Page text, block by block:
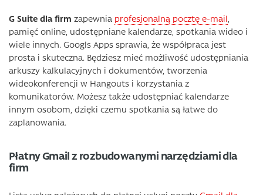
G Suite dla firm zapewnia profesjonalną pocztę e-mail,
pamięć online, udostępniane kalendarze, spotkania wideo i
wiele innych. Googls Apps sprawia, że ​​współpraca jest
prosta i skuteczna. Będziesz mieć możliwość udostępniania
arkuszy kalkulacyjnych i dokumentów, tworzenia
wideokonferencji w Hangouts i korzystania z
komunikatorów. Możesz także udostępniać kalendarze
innym osobom, dzięki czemu spotkania są łatwe do
zaplanowania.
Płatny Gmail z rozbudowanymi narzędziami dla
firm